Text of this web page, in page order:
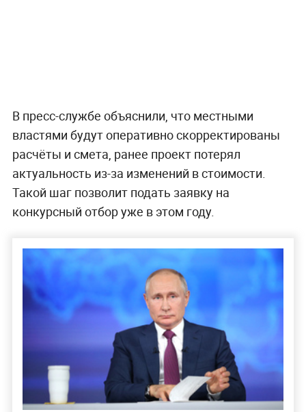
В пресс-службе объяснили, что местными
властями будут оперативно скорректированы
расчёты и смета, ранее проект потерял
актуальность из-за изменений в стоимости.
Такой шаг позволит подать заявку на
конкурсный отбор уже в этом году.